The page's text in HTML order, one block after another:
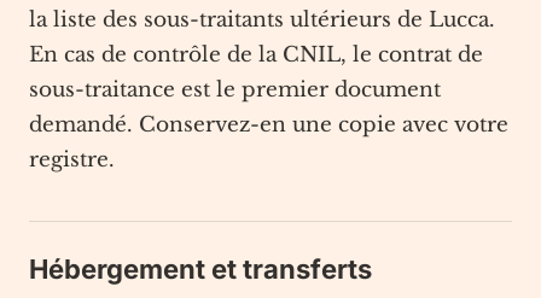
la liste des sous-traitants ultérieurs de Lucca.
En cas de contrôle de la CNIL, le contrat de
sous-traitance est le premier document
demandé. Conservez-en une copie avec votre
registre.
Hébergement et transferts